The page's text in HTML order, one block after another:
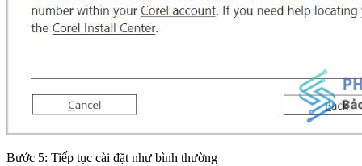
Bước 5: Tiếp tục cài đặt như bình thường